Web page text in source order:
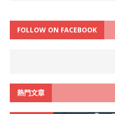
FOLLOW ON FACEBOOK
熱門文章